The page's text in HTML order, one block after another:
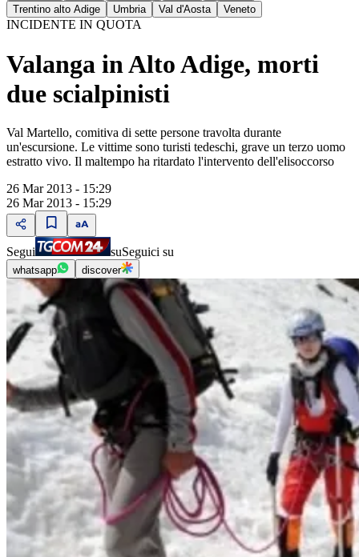
Trentino alto Adige
Umbria Val d'Aosta Veneto
INCIDENTE IN QUOTA
Valanga in Alto Adige, morti
due scialpinisti
Val Martello, comitiva di sette persone travolta durante
un'escursione. Le vittime sono turisti tedeschi, grave un terzo uomo
estratto vivo. Il maltempo ha ritardato l'intervento dell'elisoccorso
26 Mar 2013 - 15:29
26 Mar 2013 - 15:29
Segui suSeguici su
whatsapp discover